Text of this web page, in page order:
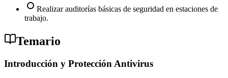
Realizar auditorías básicas de seguridad en estaciones de
trabajo.
Temario
Introducción y Protección Antivirus